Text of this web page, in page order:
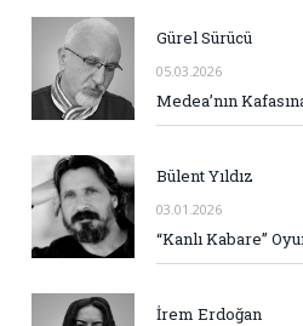
Gürel Sürücü
05.03.2026
Medea’nın
Bülent Yıldız
03.01.2026
“Kanlı Kabare”
İrem Erdoğan